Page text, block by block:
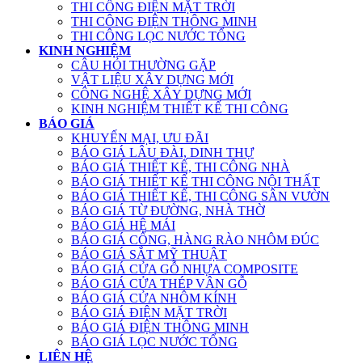
THI CÔNG ĐIỆN MẶT TRỜI
THI CÔNG ĐIỆN THÔNG MINH
THI CÔNG LỌC NƯỚC TỔNG
KINH NGHIỆM
CÂU HỎI THƯỜNG GẶP
VẬT LIỆU XÂY DỰNG MỚI
CÔNG NGHỆ XÂY DỰNG MỚI
KINH NGHIỆM THIẾT KẾ THI CÔNG
BÁO GIÁ
KHUYẾN MẠI, ƯU ĐÃI
BÁO GIÁ LÂU ĐÀI, DINH THỰ
BÁO GIÁ THIẾT KẾ, THI CÔNG NHÀ
BÁO GIÁ THIẾT KẾ THI CÔNG NỘI THẤT
BÁO GIÁ THIẾT KẾ, THI CÔNG SÂN VƯỜN
BÁO GIÁ TỪ ĐƯỜNG, NHÀ THỜ
BÁO GIÁ HỆ MÁI
BÁO GIÁ CỔNG, HÀNG RÀO NHÔM ĐÚC
BÁO GIÁ SẮT MỸ THUẬT
BÁO GIÁ CỬA GỖ NHỰA COMPOSITE
BÁO GIÁ CỬA THÉP VÂN GỖ
BÁO GIÁ CỬA NHÔM KÍNH
BÁO GIÁ ĐIỆN MẶT TRỜI
BÁO GIÁ ĐIỆN THÔNG MINH
BÁO GIÁ LỌC NƯỚC TỔNG
LIÊN HỆ